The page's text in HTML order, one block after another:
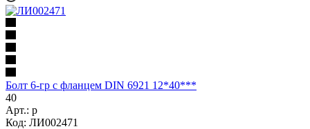
Болт 6-гр с фланцем DIN 6921 12*40***
40
Арт.: р
Код: ЛИ002471